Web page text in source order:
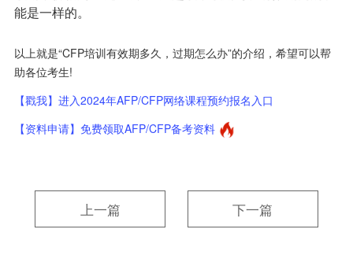
能是一样的。
以上就是“CFP培训有效期多久，过期怎么办”的介绍，希望可以帮
助各位考生!
【戳我】进入2024年AFP/CFP网络课程预约报名入口
【资料申请】免费领取AFP/CFP备考资料
上一篇 下一篇